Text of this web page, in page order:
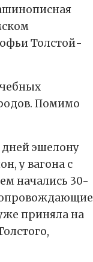
Толстой-
Помимо
дней эшелону
у вагона с
начались 30-
приняла на